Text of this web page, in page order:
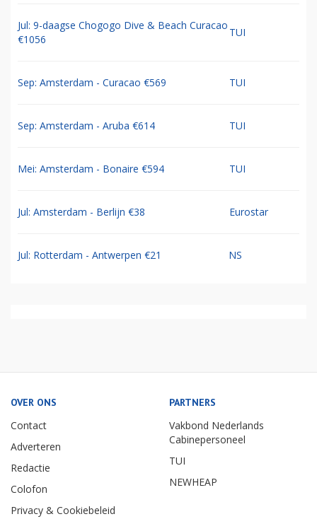
Jul: 9-daagse Chogogo Dive & Beach Curacao
€1056
TUI
Sep: Amsterdam - Curacao €569 TUI
Sep: Amsterdam - Aruba €614 TUI
Mei: Amsterdam - Bonaire €594 TUI
Jul: Amsterdam - Berlijn €38 Eurostar
Jul: Rotterdam - Antwerpen €21 NS
OVER ONS
Contact
Adverteren
Redactie
Colofon
Privacy & Cookiebeleid
PARTNERS
Vakbond Nederlands
Cabinepersoneel
TUI
NEWHEAP